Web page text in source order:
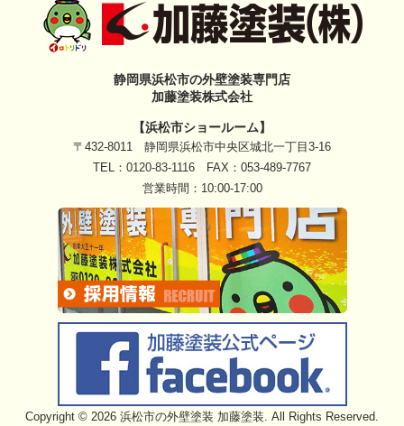
静岡県浜松市の外壁塗装専門店
加藤塗装株式会社
【浜松市ショールーム】
〒432-8011 静岡県浜松市中央区城北一丁目3-16
TEL： 0120-83-1116 FAX：053-489-7767
営業時間：10:00-17:00
Copyright © 2026 浜松市の外壁塗装 加藤塗装. All Rights Reserved.